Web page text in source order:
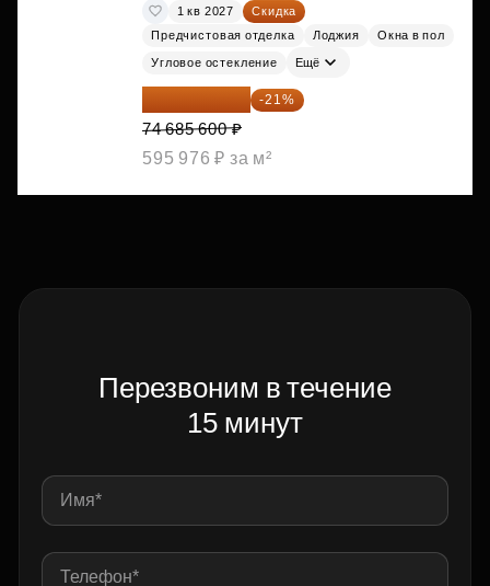
1 кв 2027
Скидка
Предчистовая отделка
Лоджия Окна в пол
Угловое остекление Ещё
59 001 624 ₽ -21%
74 685 600 ₽
595 976 ₽ за м²
Перезвоним в течение
15 минут